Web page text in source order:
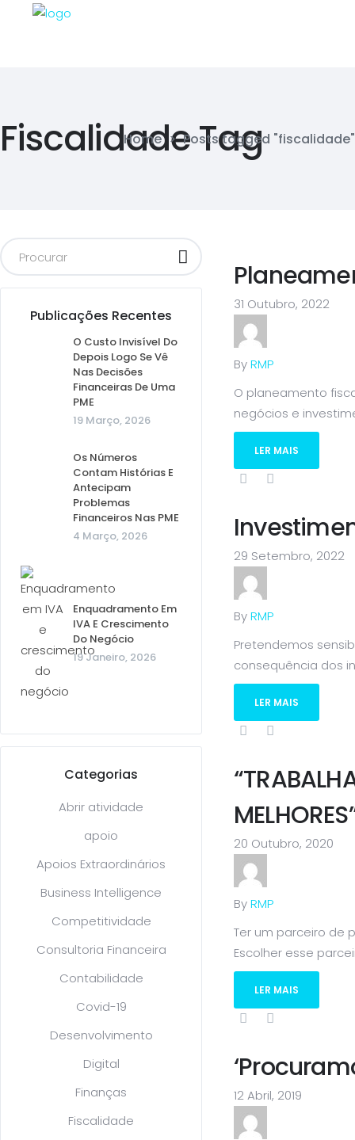
Fiscalidade Tag
Home > Posts tagged "fiscalidade"
Publicações Recentes
O Custo Invisível Do
Depois Logo Se Vê
Nas Decisões
Financeiras De Uma
PME
19 Março, 2026
Os Números
Contam Histórias E
Antecipam
Problemas
Financeiros Nas PME
4 Março, 2026
Enquadramento Em
IVA E Crescimento
Do Negócio
19 Janeiro, 2026
Categorias
Abrir atividade
apoio
Apoios Extraordinários
Business Intelligence
Competitividade
Consultoria Financeira
Contabilidade
Covid-19
Desenvolvimento
Digital
Finanças
Fiscalidade
31 Outubro, 2022
ByRMP
O planeamento
negócios e
LER MAIS
29 Setembro, 2022
ByRMP
Pretendemos
consequência dos
LER MAIS
20 Outubro, 2020
ByRMP
Ter um parceiro de
Escolher esse
LER MAIS
12 Abril, 2019